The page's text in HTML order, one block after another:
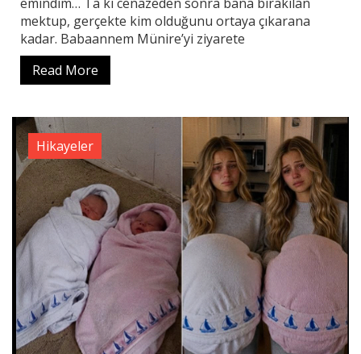
mektup, gerçekte kim olduğunu ortaya çıkarana
kadar. Babaannem Münire’yi ziyarete
Read More
Hikayeler